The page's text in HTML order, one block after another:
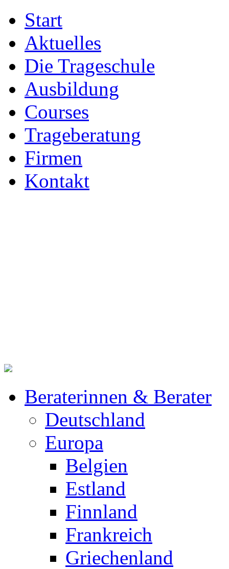
Start
Aktuelles
Die Trageschule
Ausbildung
Courses
Trageberatung
Firmen
Kontakt
Beraterinnen & Berater
Deutschland
Europa
Belgien
Estland
Finnland
Frankreich
Griechenland